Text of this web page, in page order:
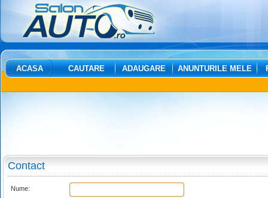
ACASA CAUTARE ADAUGARE ANUNTURILE MELE
Contact
Nume: